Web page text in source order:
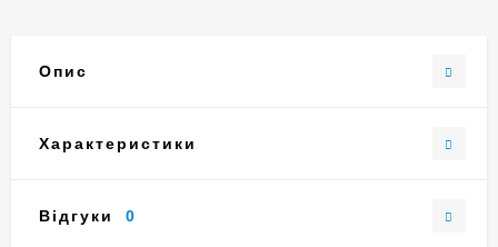
Опис
Характеристики
Відгуки 0